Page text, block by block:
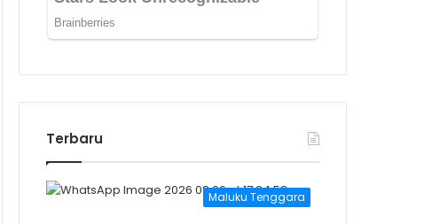
Terbaru
Maluku Tenggara